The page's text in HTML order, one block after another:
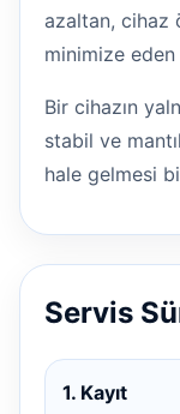
azaltan, cihaz
minimize eden
Bir cihazın
stabil ve
hale gelmesi
Servis
1. Kayıt